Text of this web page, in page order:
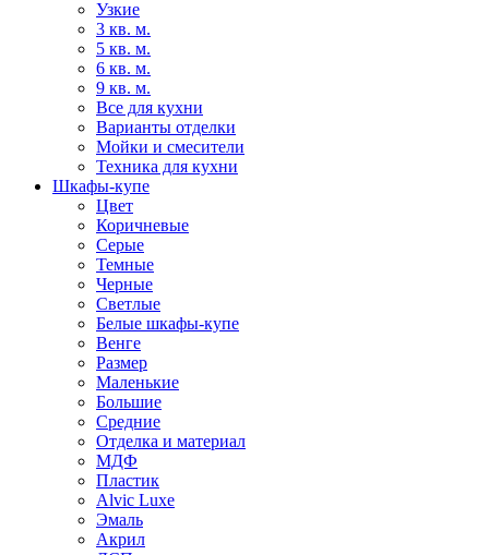
Узкие
3 кв. м.
5 кв. м.
6 кв. м.
9 кв. м.
Все для кухни
Варианты отделки
Мойки и смесители
Техника для кухни
Шкафы-купе
Цвет
Коричневые
Серые
Темные
Черные
Светлые
Белые шкафы-купе
Венге
Размер
Маленькие
Большие
Средние
Отделка и материал
МДФ
Пластик
Alvic Luxe
Эмаль
Акрил